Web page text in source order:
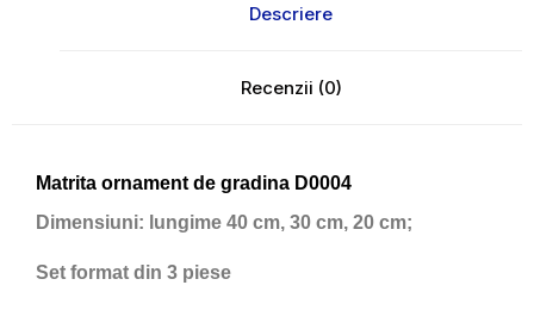
Descriere
Recenzii (0)
Matrita ornament de gradina D0004
Dimensiuni: lungime 40 cm, 30 cm, 20 cm;
Set format din 3 piese